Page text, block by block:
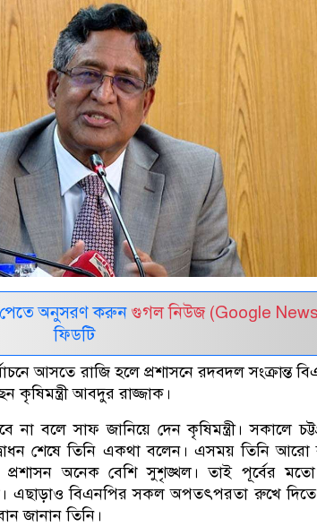
পেতে অনুসরণ করুন গুগল নিউজ (Google
ফিডটি
আসতে রাজি হলে প্রশাসনে রদবদল সংক্রান্ত
কৃষিমন্ত্রী আবদুর রাজ্জাক।
বলে সাফ জানিয়ে দেন কৃষিমন্ত্রী। সকালে
শেষে তিনি একথা বলেন। এসময় তিনি আরো
প্রশাসন অনেক বেশি সুশৃঙ্খল। তাই পূর্বের
এছাড়াও বিএনপির সকল অপতৎপরতা রুখে
জানান তিনি।